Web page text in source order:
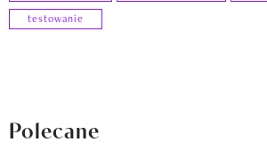
testowanie
Polecane